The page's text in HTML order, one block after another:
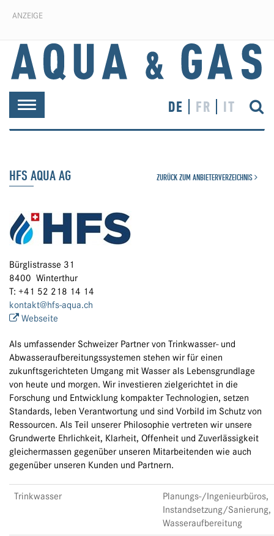
ANZEIGE
Toggle
navigation
DE FR IT
HFS AQUA AG ZURÜCK ZUM ANBIETERVERZEICHNIS
Bürglistrasse 31
8400 Winterthur
T: +41 52 218 14 14
kontakt@hfs-aqua.ch
Webseite
Als umfassender Schweizer Partner von Trinkwasser- und
Abwasseraufbereitungssystemen stehen wir für einen
zukunftsgerichteten Umgang mit Wasser als Lebensgrundlage
von heute und morgen. Wir investieren zielgerichtet in die
Forschung und Entwicklung kompakter Technologien, setzen
Standards, leben Verantwortung und sind Vorbild im Schutz von
Ressourcen. Als Teil unserer Philosophie vertreten wir unsere
Grundwerte Ehrlichkeit, Klarheit, Offenheit und Zuverlässigkeit
gleichermassen gegenüber unseren Mitarbeitenden wie auch
gegenüber unseren Kunden und Partnern.
Trinkwasser
Planungs-/Ingenieurbüros,
Instandsetzung/Sanierung,
Wasseraufbereitung